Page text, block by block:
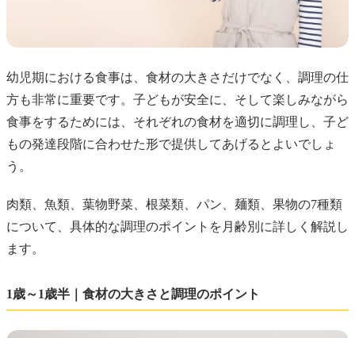
幼児期における食事は、食材の大きさだけでなく、調理の仕
方も非常に重要です。子どもが安全に、そして楽しみながら
食事をするためには、それぞれの食材を適切に調理し、子ど
もの発達段階に合わせた形で提供してあげるとよいでしょ
う。
肉類、魚類、葉物野菜、根菜類、パン、麺類、果物の7種類
について、具体的な調理のポイントを月齢別に詳しく解説し
ます。
1歳～1歳半｜食材の大きさと調理のポイント